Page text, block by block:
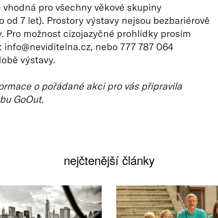
pro všechny věkové skupiny
od 7 let). Prostory výstavy nejsou bezbariérově
Pro možnost cizojazyčné prohlídky prosím
nebo 777 787 064
výstavy.
o pořádané akci pro vás připravila
GoOut.
nejčtenější články